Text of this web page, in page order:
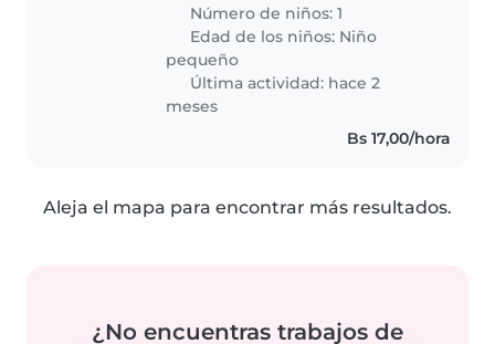
cariñosa,que juegue con bruna,
que le guste los niños. Brunita..
Número de niños: 1
Edad de los niños: Niño
pequeño
Última actividad: hace 2
meses
Bs 17,00/hora
Aleja el mapa para encontrar más resultados.
¿No encuentras trabajos de